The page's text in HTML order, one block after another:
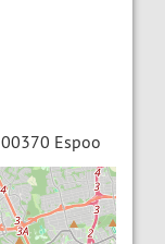
00370 Espoo